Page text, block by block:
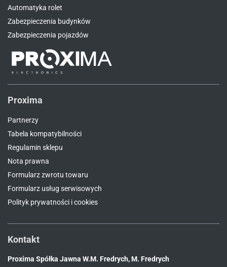
Automatyka rolet
Zabezpieczenia budynków
Zabezpieczenia pojazdów
Proxima
Partnerzy
Tabela kompatybilności
Regulamin sklepu
Nota prawna
Formularz zwrotu towaru
Formularz usług serwisowych
Polityk prywatności i cookies
Kontakt
Proxima Spółka Jawna W.M. Fredrych, M. Fredrych